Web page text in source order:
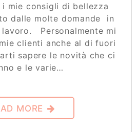
i mie consigli di bellezza
dalle molte domande in
Personalmente mi
clienti anche al di fuori
sapere le novità che ci
e le varie…
MORE